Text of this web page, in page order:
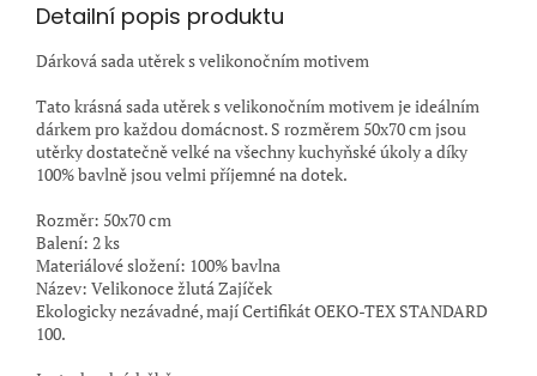
Detailní popis produktu
Dárková sada utěrek s velikonočním motivem
Tato krásná sada utěrek s velikonočním motivem je ideálním
dárkem pro každou domácnost. S rozměrem 50x70 cm jsou
utěrky dostatečně velké na všechny kuchyňské úkoly a díky
100% bavlně jsou velmi příjemné na dotek.
Rozměr: 50x70 cm
Balení: 2 ks
Materiálové složení: 100% bavlna
Název: Velikonoce žlutá Zajíček
Ekologicky nezávadné, mají Certifikát OEKO-TEX STANDARD
100.